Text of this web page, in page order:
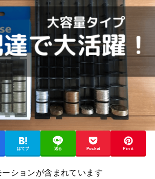
はてブ 送る Pocket Pin it
ションが含まれています